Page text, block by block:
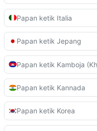
Papan ketik Italia
Papan ketik Jepang
Papan ketik Kamboja
Papan ketik Kannada
Papan ketik Korea